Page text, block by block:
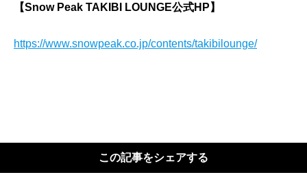
【Snow Peak TAKIBI LOUNGE公式HP】
https://www.snowpeak.co.jp/contents/takibilounge/
この記事をシェアする